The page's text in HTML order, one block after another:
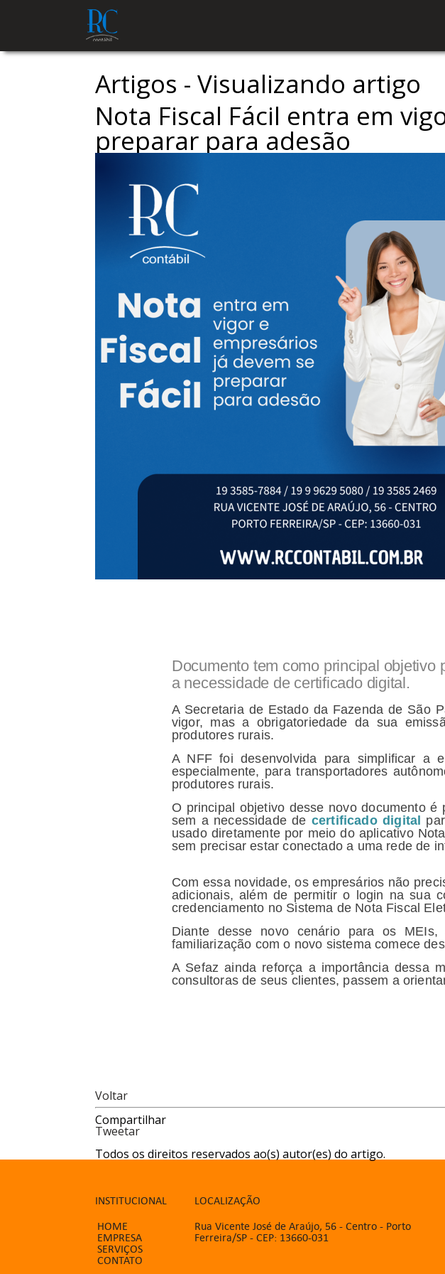
Artigos - Visualizando artigo
Nota Fiscal Fácil entra em
preparar para adesão
Documento tem como principal
a necessidade de certificado digital.
A Secretaria de Estado da Fazenda de São
vigor, mas a obrigatoriedade da sua
produtores rurais.
A NFF foi desenvolvida para simplificar a
especialmente, para transportadores
produtores rurais.
O principal objetivo desse novo documento
sem a necessidade de certificado digital
usado diretamente por meio do aplicativo
sem precisar estar conectado a uma rede de
Com essa novidade, os empresários não
adicionais, além de permitir o login na sua
credenciamento no Sistema de Nota Fiscal
Diante desse novo cenário para os
familiarização com o novo sistema comece
A Sefaz ainda reforça a importância dessa
consultoras de seus clientes, passem a
Voltar
Compartilhar
Tweetar
Todos os direitos reservados ao(s) autor(es) do artigo.
INSTITUCIONAL
HOME
EMPRESA
SERVIÇOS
CONTATO
LOCALIZAÇÃO
Rua Vicente José de Araújo, 56 - Centro - Porto
Ferreira/SP - CEP: 13660-031